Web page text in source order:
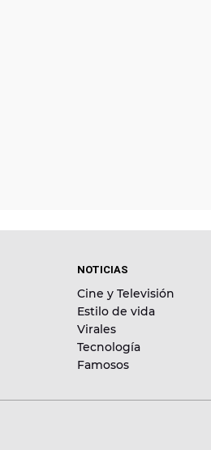
NOTICIAS
Cine y Televisión
Estilo de vida
Virales
Tecnología
Famosos